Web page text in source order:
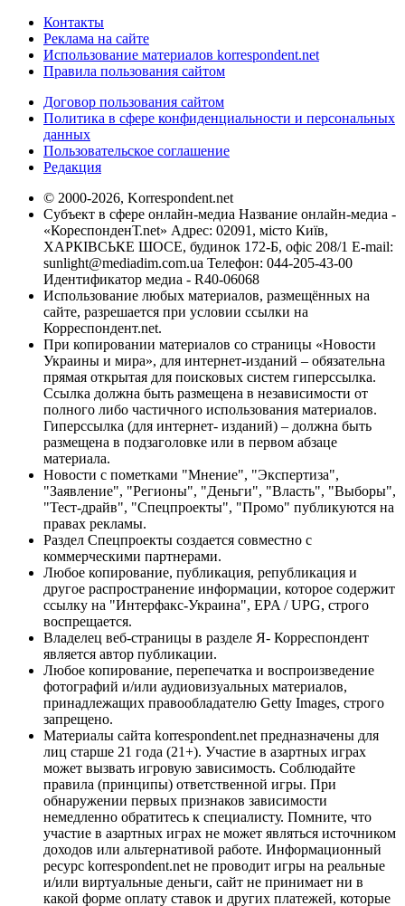
Контакты
Реклама на сайте
Использование материалов korrespondent.net
Правила пользования сайтом
Договор пользования сайтом
Политика в сфере конфиденциальности и персональных
данных
Пользовательское соглашение
Редакция
© 2000-2026, Korrespondent.net
Субъект в сфере онлайн-медиа Название онлайн-медиа -
«КореспонденТ.net» Адрес: 02091, місто Київ,
ХАРКІВСЬКЕ ШОСЕ, будинок 172-Б, офіс 208/1 E-mail:
sunlight@mediadim.com.ua Телефон: 044-205-43-00
Идентификатор медиа - R40-06068
Использование любых материалов, размещённых на
сайте, разрешается при условии ссылки на
Корреспондент.net.
При копировании материалов со страницы «Новости
Украины и мира», для интернет-изданий – обязательна
прямая открытая для поисковых систем гиперссылка.
Ссылка должна быть размещена в независимости от
полного либо частичного использования материалов.
Гиперссылка (для интернет- изданий) – должна быть
размещена в подзаголовке или в первом абзаце
материала.
Новости с пометками "Мнение", "Экспертиза",
"Заявление", "Регионы", "Деньги", "Власть", "Выборы",
"Тест-драйв", "Спецпроекты", "Промо" публикуются на
правах рекламы.
Раздел Спецпроекты создается совместно с
коммерческими партнерами.
Любое копирование, публикация, републикация и
другое распространение информации, которое содержит
ссылку на "Интерфакс-Украина", EPA / UPG, строго
воспрещается.
Владелец веб-страницы в разделе Я- Корреспондент
является автор публикации.
Любое копирование, перепечатка и воспроизведение
фотографий и/или аудиовизуальных материалов,
принадлежащих правообладателю Getty Images, строго
запрещено.
Материалы сайта korrespondent.net предназначены для
лиц старше 21 года (21+). Участие в азартных играх
может вызвать игровую зависимость. Соблюдайте
правила (принципы) ответственной игры. При
обнаружении первых признаков зависимости
немедленно обратитесь к специалисту. Помните, что
участие в азартных играх не может являться источником
доходов или альтернативой работе. Информационный
ресурс korrespondent.net не проводит игры на реальные
и/или виртуальные деньги, сайт не принимает ни в
какой форме оплату ставок и других платежей, которые